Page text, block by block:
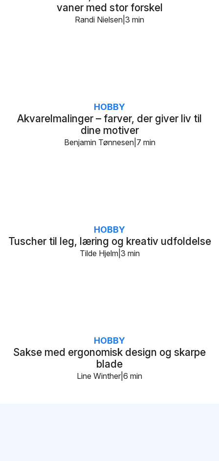
vaner med stor forskel
3 min
Randi Nielsen
Akvarelmalinger – farver, der giver liv til
dine motiver
HOBBY
7 min
Benjamin Tønnesen
Tuscher til leg, læring og kreativ udfoldelse
HOBBY
3 min
Tilde Hjelm
Sakse med ergonomisk design og skarpe
blade
HOBBY
6 min
Line Winther